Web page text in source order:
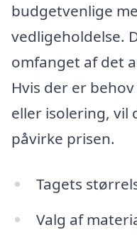
budgetvenlige
vedligeholdelse.
omfanget af det
Hvis der er
eller isolering, vil
påvirke prisen.
Tagets
Valg af